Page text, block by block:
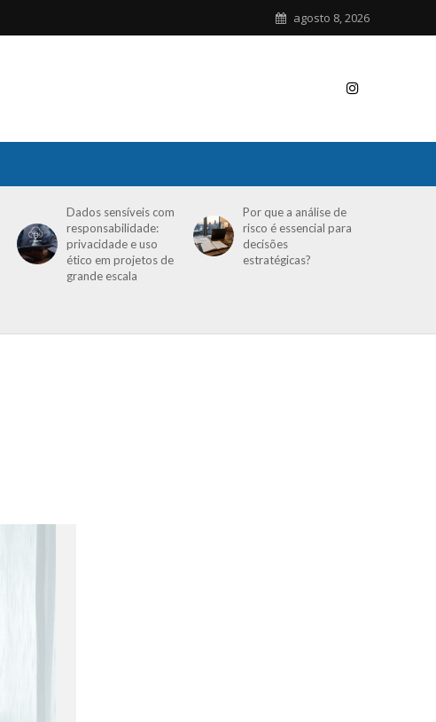
agosto 8, 2026
Dados sensíveis com
responsabilidade:
privacidade e uso
ético em projetos de
grande escala
Por que a análise de
risco é essencial para
decisões
estratégicas?